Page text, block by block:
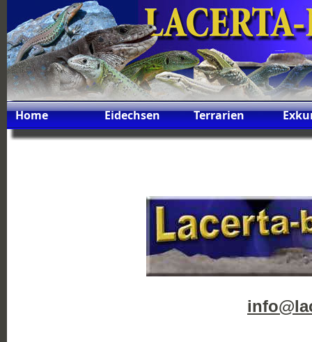
Home Eidechsen Terrarien